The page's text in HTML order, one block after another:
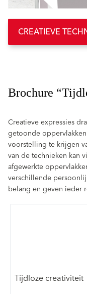
CREATIEVE
Brochure
Creatieve expressies
getoonde
voorstelling te krijgen
van de technieken kan
afgewerkte
verschillende
belang en geven ieder
Tijdloze creativiteit